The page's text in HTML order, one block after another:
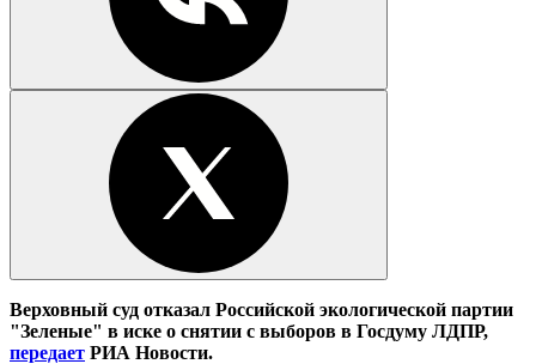
Верховный суд отказал Российской экологической партии
"Зеленые" в иске о снятии с выборов в Госдуму ЛДПР,
передает РИА Новости.